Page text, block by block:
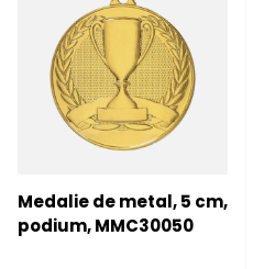
Medalie de metal, 5 cm,
podium, MMC30050